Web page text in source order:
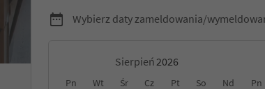
Wybierz daty zameldowania/
Sierpień
Pn Wt Śr Cz Pt So Nd Pn